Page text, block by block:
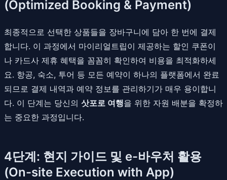
(Optimized Booking & Payment)
최종적으로 선택한 상품들을 장바구니에 담아 한 번에 결제
합니다. 이 과정에서 마이리얼트립이 제공하는 할인 쿠폰이
나 카드사 제휴 혜택을 꼼꼼히 확인하여 비용을 최적화하세
요. 항공, 숙소, 투어 등 모든 예약이 하나의 플랫폼에서 완료
되므로 결제 내역과 예약 정보를 관리하기가 매우 용이합니
다. 이 단계는 당신의 삿포로 여행을 위한 자원 배분을 확정하
는 중요한 과정입니다.
4단계: 현지 가이드 및 e-바우처 활용
(On-site Execution with App)